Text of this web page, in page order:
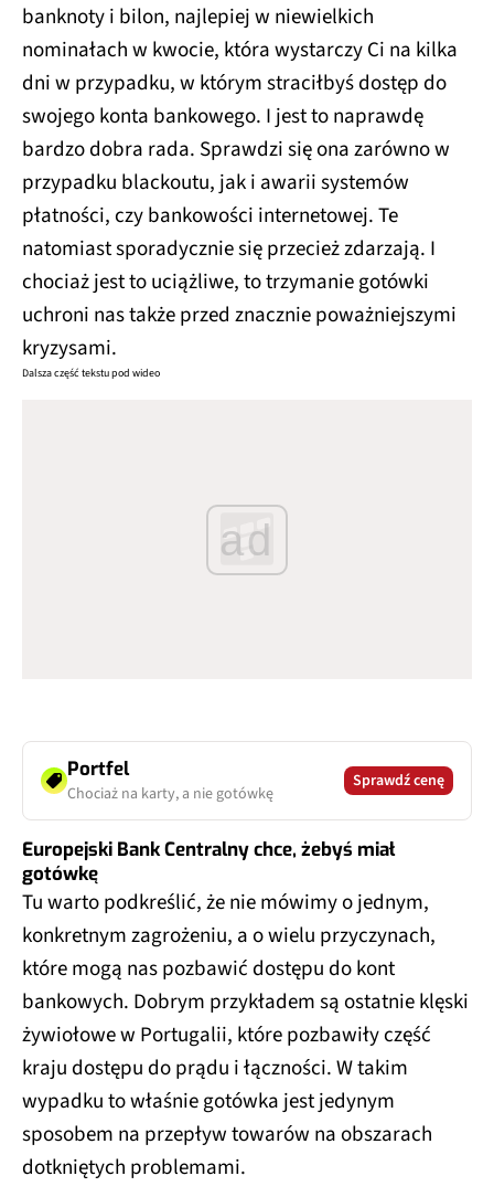
banknoty i bilon, najlepiej w niewielkich
nominałach w kwocie, która wystarczy Ci na kilka
dni w przypadku, w którym straciłbyś dostęp do
swojego konta bankowego. I jest to naprawdę
bardzo dobra rada. Sprawdzi się ona zarówno w
przypadku blackoutu, jak i awarii systemów
płatności, czy bankowości internetowej. Te
natomiast sporadycznie się przecież zdarzają. I
chociaż jest to uciążliwe, to trzymanie gotówki
uchroni nas także przed znacznie poważniejszymi
kryzysami.
Dalsza część tekstu pod wideo
ad
Portfel
Chociaż na karty, a nie gotówkę
Sprawdź cenę
Europejski Bank Centralny chce, żebyś miał
gotówkę
Tu warto podkreślić, że nie mówimy o jednym,
konkretnym zagrożeniu, a o wielu przyczynach,
które mogą nas pozbawić dostępu do kont
bankowych. Dobrym przykładem są ostatnie klęski
żywiołowe w Portugalii, które pozbawiły część
kraju dostępu do prądu i łączności. W takim
wypadku to właśnie gotówka jest jedynym
sposobem na przepływ towarów na obszarach
dotkniętych problemami.